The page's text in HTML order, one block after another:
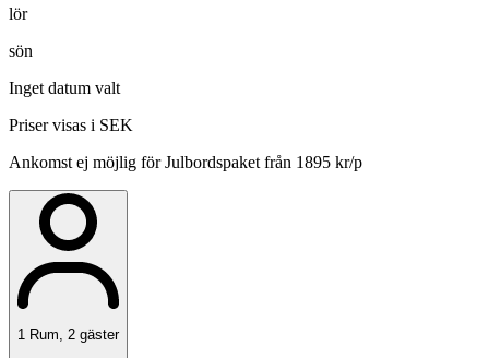
lör
sön
Inget datum valt
Priser visas i SEK
Ankomst ej möjlig för Julbordspaket från 1895 kr/p
1 Rum, 2 gäster